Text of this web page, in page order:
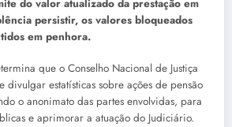
do valor atualizado da prestação em
persistir, os valores bloqueados
em penhora.
que o Conselho Nacional de Justiça
divulgar estatísticas sobre ações de pensão
o anonimato das partes envolvidas, para
e aprimorar a atuação do Judiciário.